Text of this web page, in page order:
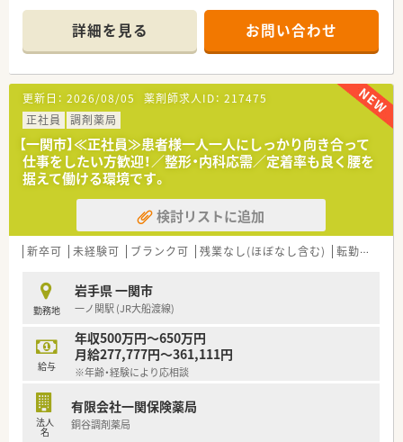
薬剤師会とのつながりも強く、経験やスキルを磨きたい方にもお
ススメの会社です。
詳細を見る お問い合わせ
更新日： 2026/08/05 薬剤師求人ID： 217475
正社員
調剤薬局
【一関市】≪正社員≫患者様一人一人にしっかり向き合って
仕事をしたい方歓迎！／整形・内科応需／定着率も良く腰を
据えて働ける環境です。
検討リストに追加
新卒可 未経験可 ブランク可 残業なし(ほぼなし含む) 転勤なし
勤務地
岩手県 一関市
一ノ関駅 (JR大船渡線)
給与
年収500万円～650万円
月給277,777円～361,111円
※年齢・経験により応相談
法人
名
有限会社一関保険薬局
銅谷調剤薬局